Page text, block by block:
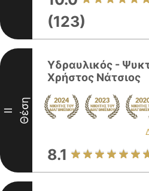
(123)
II Θέση
Υδραυλικός -
Χρήστος Νάτσιος
8.1